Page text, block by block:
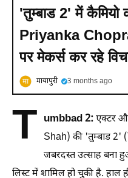
'तुम्बाड 2' में
Priyanka
पर मेकर्स कर रहे
मायापुरी 3 months ago
T umbbad 2:एक्टर
Shah) की 'तुम्बाड
जबरदस्त उत्साह बना
लिस्ट में शामिल हो चुकी है.